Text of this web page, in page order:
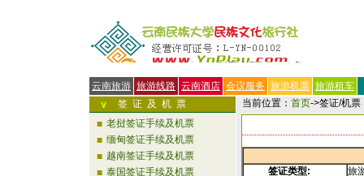
云南旅游 旅游线路 云南酒店 会议服务 旅游机票 旅游租车
∨
签证及机票
■ 老挝签证手续及机票
■ 缅甸签证手续及机票
■ 越南签证手续及机票
■ 泰国签证手续及机票
当前位置： 首页->签证/机票
签证类型: 旅